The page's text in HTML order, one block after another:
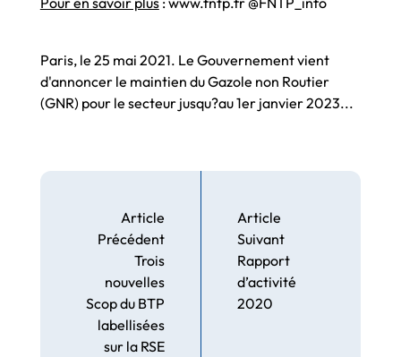
Paris, le 25 mai 2021. Le Gouvernement vient
d'annoncer le maintien du Gazole non Routier
(GNR) pour le secteur jusqu?au 1er janvier 2023...
Article
Précédent
Trois
nouvelles
Scop du BTP
labellisées
sur la RSE
Article
Suivant
Rapport
d’activité
2020